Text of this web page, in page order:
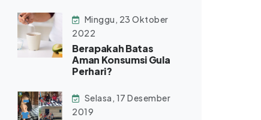
Minggu, 23 Oktober
2022
Berapakah Batas
Aman Konsumsi Gula
Perhari?
Selasa, 17 Desember
2019